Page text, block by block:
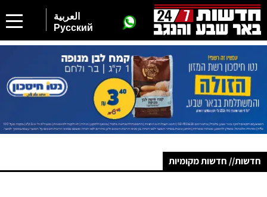
العربية
Русский
חדשות// חדשות מקומיות